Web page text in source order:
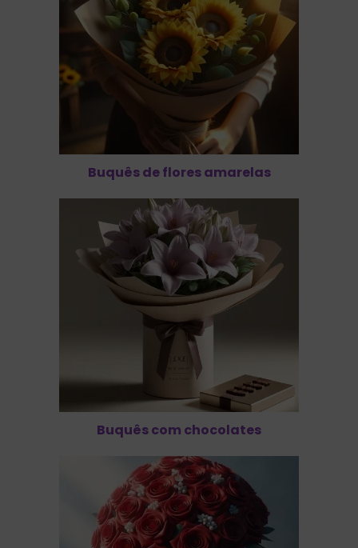
Buquês de flores amarelas
Buquês com chocolates